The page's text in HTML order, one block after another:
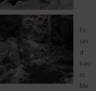
Es
sin
d
kau
m
Me